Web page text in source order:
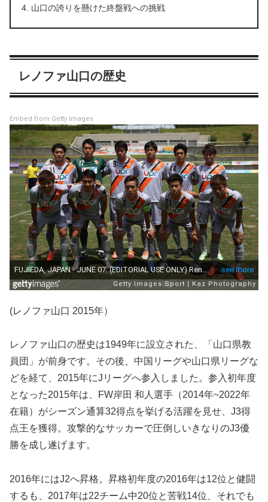
山口の誇りを懸けた終盤戦への挑戦
レノファ山口の歴史
Embed from Getty Images
(レノファ山口 2015年）
レノファ山口の歴史は1949年に設立された、「山口県教
員団」が前身です。その後、中国リーグや山口県リーグな
どを経て、2015年にJリーグへ参入しました。参入初年度
となった2015年は、FW岸田 和人選手（2014年~2022年
在籍）がシーズン通算32得点を挙げる活躍を見せ、J3得
点王を獲得。攻撃的なサッカーで圧倒しいきなりのJ3優
勝を成し遂げます。
2016年にはJ2へ昇格。昇格初年度の2016年は12位と健闘
するも、2017年は22チーム中20位と苦戦14位、それでも